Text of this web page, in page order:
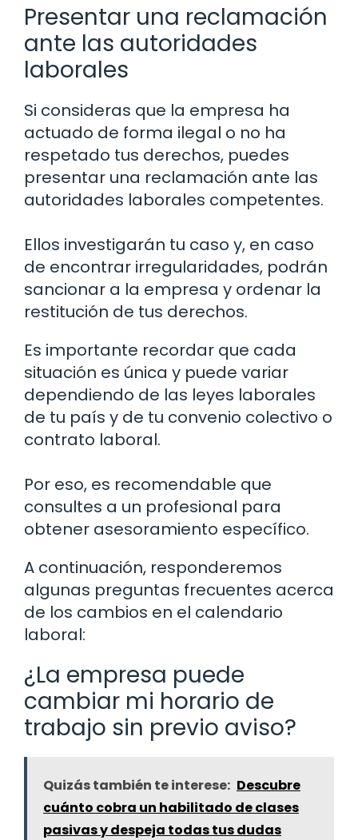
Presentar una reclamación
ante las autoridades
laborales
Si consideras que la empresa ha
actuado de forma ilegal o no ha
respetado tus derechos, puedes
presentar una reclamación ante las
autoridades laborales competentes.
Ellos investigarán tu caso y, en caso
de encontrar irregularidades, podrán
sancionar a la empresa y ordenar la
restitución de tus derechos.
Es importante recordar que cada
situación es única y puede variar
dependiendo de las leyes laborales
de tu país y de tu convenio colectivo o
contrato laboral.
Por eso, es recomendable que
consultes a un profesional para
obtener asesoramiento específico.
A continuación, responderemos
algunas preguntas frecuentes acerca
de los cambios en el calendario
laboral:
¿La empresa puede
cambiar mi horario de
trabajo sin previo aviso?
Quizás también te interese: Descubre
cuánto cobra un habilitado de clases
pasivas y despeja todas tus dudas